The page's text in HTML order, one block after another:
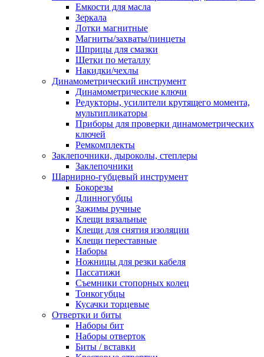
Емкости для масла
Зеркала
Лотки магнитные
Магниты/захваты/пинцеты
Шприцы для смазки
Щетки по металлу
Накидки/чехлы
Динамометрический инструмент
Динамометрические ключи
Редукторы, усилители крутящего момента,
мультипликаторы
Приборы для проверки динамометрических
ключей
Ремкомплекты
Заклепочники, дыроколы, степлеры
Заклепочники
Шарнирно-губцевый инструмент
Бокорезы
Длинногубцы
Зажимы ручные
Клещи вязальные
Клещи для снятия изоляции
Клещи переставные
Наборы
Ножницы для резки кабеля
Пассатижи
Съемники стопорных колец
Тонкогубцы
Кусачки торцевые
Отвертки и биты
Наборы бит
Наборы отверток
Биты / вставки